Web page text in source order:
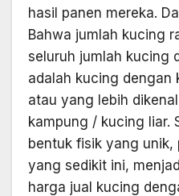
hasil panen mereka.
Bahwa jumlah kucing
seluruh jumlah kucing
adalah kucing dengan
atau yang lebih
kampung / kucing liar.
bentuk fisik yang unik,
yang sedikit ini,
harga jual kucing